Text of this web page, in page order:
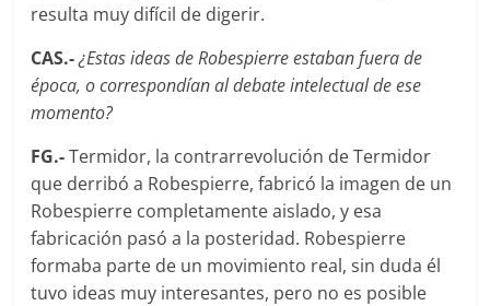
resulta muy difícil de digerir.
CAS.- ¿Estas ideas de Robespierre estaban fuera de
época, o correspondí­an al debate intelectual de ese
momento?
FG.-Termidor, la contrarrevolución de Termidor
que derribó a Robespierre, fabricó la imagen de un
Robespierre completamente aislado, y esa
fabricación pasó a la posteridad. Robespierre
formaba parte de un movimiento real, sin duda él
tuvo ideas muy interesantes, pero no es posible